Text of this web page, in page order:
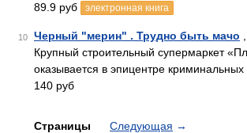
89.9 руб
электронная книга
10 Черный "мерин" . Трудно быть мачо
Крупный строительный супермаркет
оказывается в эпицентре
140 руб
Страницы Следующая →